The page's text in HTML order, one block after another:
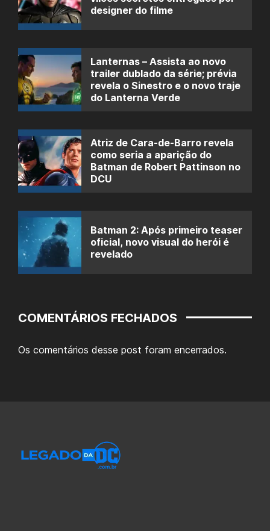
designer do filme
Lanternas – Assista ao novo
trailer dublado da série; prévia
revela o Sinestro e o novo traje
do Lanterna Verde
Atriz de Cara-de-Barro revela
como seria a aparição do
Batman de Robert Pattinson no
DCU
Batman 2: Após primeiro teaser
oficial, novo visual do herói é
revelado
COMENTÁRIOS FECHADOS
Os comentários desse post foram encerrados.